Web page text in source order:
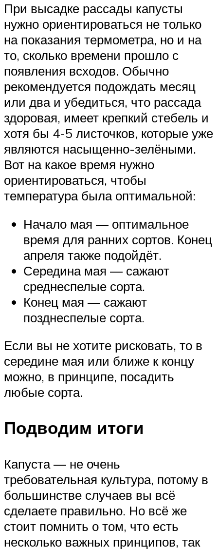
При высадке рассады капусты
нужно ориентироваться не только
на показания термометра, но и на
то, сколько времени прошло с
появления всходов. Обычно
рекомендуется подождать месяц
или два и убедиться, что рассада
здоровая, имеет крепкий стебель и
хотя бы 4-5 листочков, которые уже
являются насыщенно-зелёными.
Вот на какое время нужно
ориентироваться, чтобы
температура была оптимальной:
Начало мая — оптимальное
время для ранних сортов. Конец
апреля также подойдёт.
Середина мая — сажают
среднеспелые сорта.
Конец мая — сажают
позднеспелые сорта.
Если вы не хотите рисковать, то в
середине мая или ближе к концу
можно, в принципе, посадить
любые сорта.
Подводим итоги
Капуста — не очень
требовательная культура, потому в
большинстве случаев вы всё
сделаете правильно. Но всё же
стоит помнить о том, что есть
несколько важных принципов, так